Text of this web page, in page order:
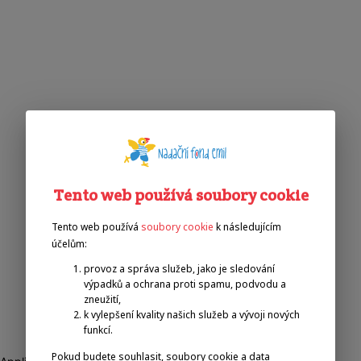
Tento web používá soubory cookie
Tento web používá soubory cookie k následujícím
účelům:
provoz a správa služeb, jako je sledování
výpadků a ochrana proti spamu, podvodu a
zneužití,
k vylepšení kvality našich služeb a vývoji nových
funkcí.
Pokud budete souhlasit, soubory cookie a data